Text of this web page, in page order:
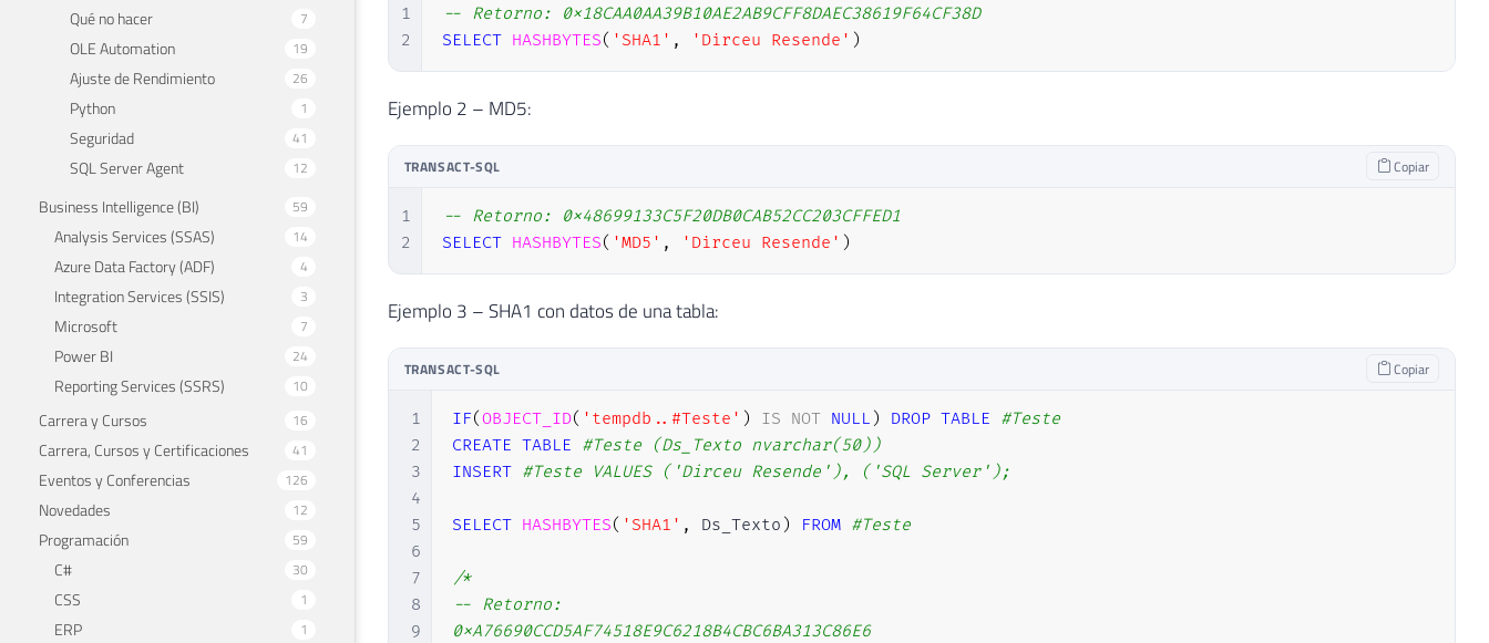
Qué no hacer 7
OLE Automation 19
Ajuste de Rendimiento 26
Python 1
Seguridad 41
SQL Server Agent 12
Business Intelligence (BI) 59
Analysis Services (SSAS) 14
Azure Data Factory (ADF) 4
Integration Services (SSIS) 3
Microsoft 7
Power BI 24
Reporting Services (SSRS) 10
Carrera y Cursos 16
Carrera, Cursos y Certificaciones 41
Eventos y Conferencias 126
Novedades 12
Programación 59
C# 30
CSS 1
ERP 1
1
2
-- Retorno: 0x18CAA0AA39B10AE2AB9CFF8DAEC38619F64CF38D
SELECT HASHBYTES( 'SHA1' , 'Dirceu Resende' )
Ejemplo 2 – MD5:
TRANSACT-SQL Copiar
1
2
-- Retorno: 0x48699133C5F20DB0CAB52CC203CFFED1
SELECT HASHBYTES( 'MD5' , 'Dirceu Resende' )
Ejemplo 3 – SHA1 con datos de una tabla:
TRANSACT-SQL Copiar
1
2
3
4
5
6
7
8
9
IF(OBJECT_ID( 'tempdb..#Teste' ) IS NOT NULL ) DROP TABLE #Teste
CREATE TABLE #Teste (Ds_Texto nvarchar(50))
INSERT #Teste VALUES ('Dirceu Resende'), ('SQL Server');
SELECT HASHBYTES( 'SHA1' , Ds_Texto ) FROM #Teste
/*
-- Retorno:
0xA76690CCD5AF74518E9C6218B4CBC6BA313C86E6